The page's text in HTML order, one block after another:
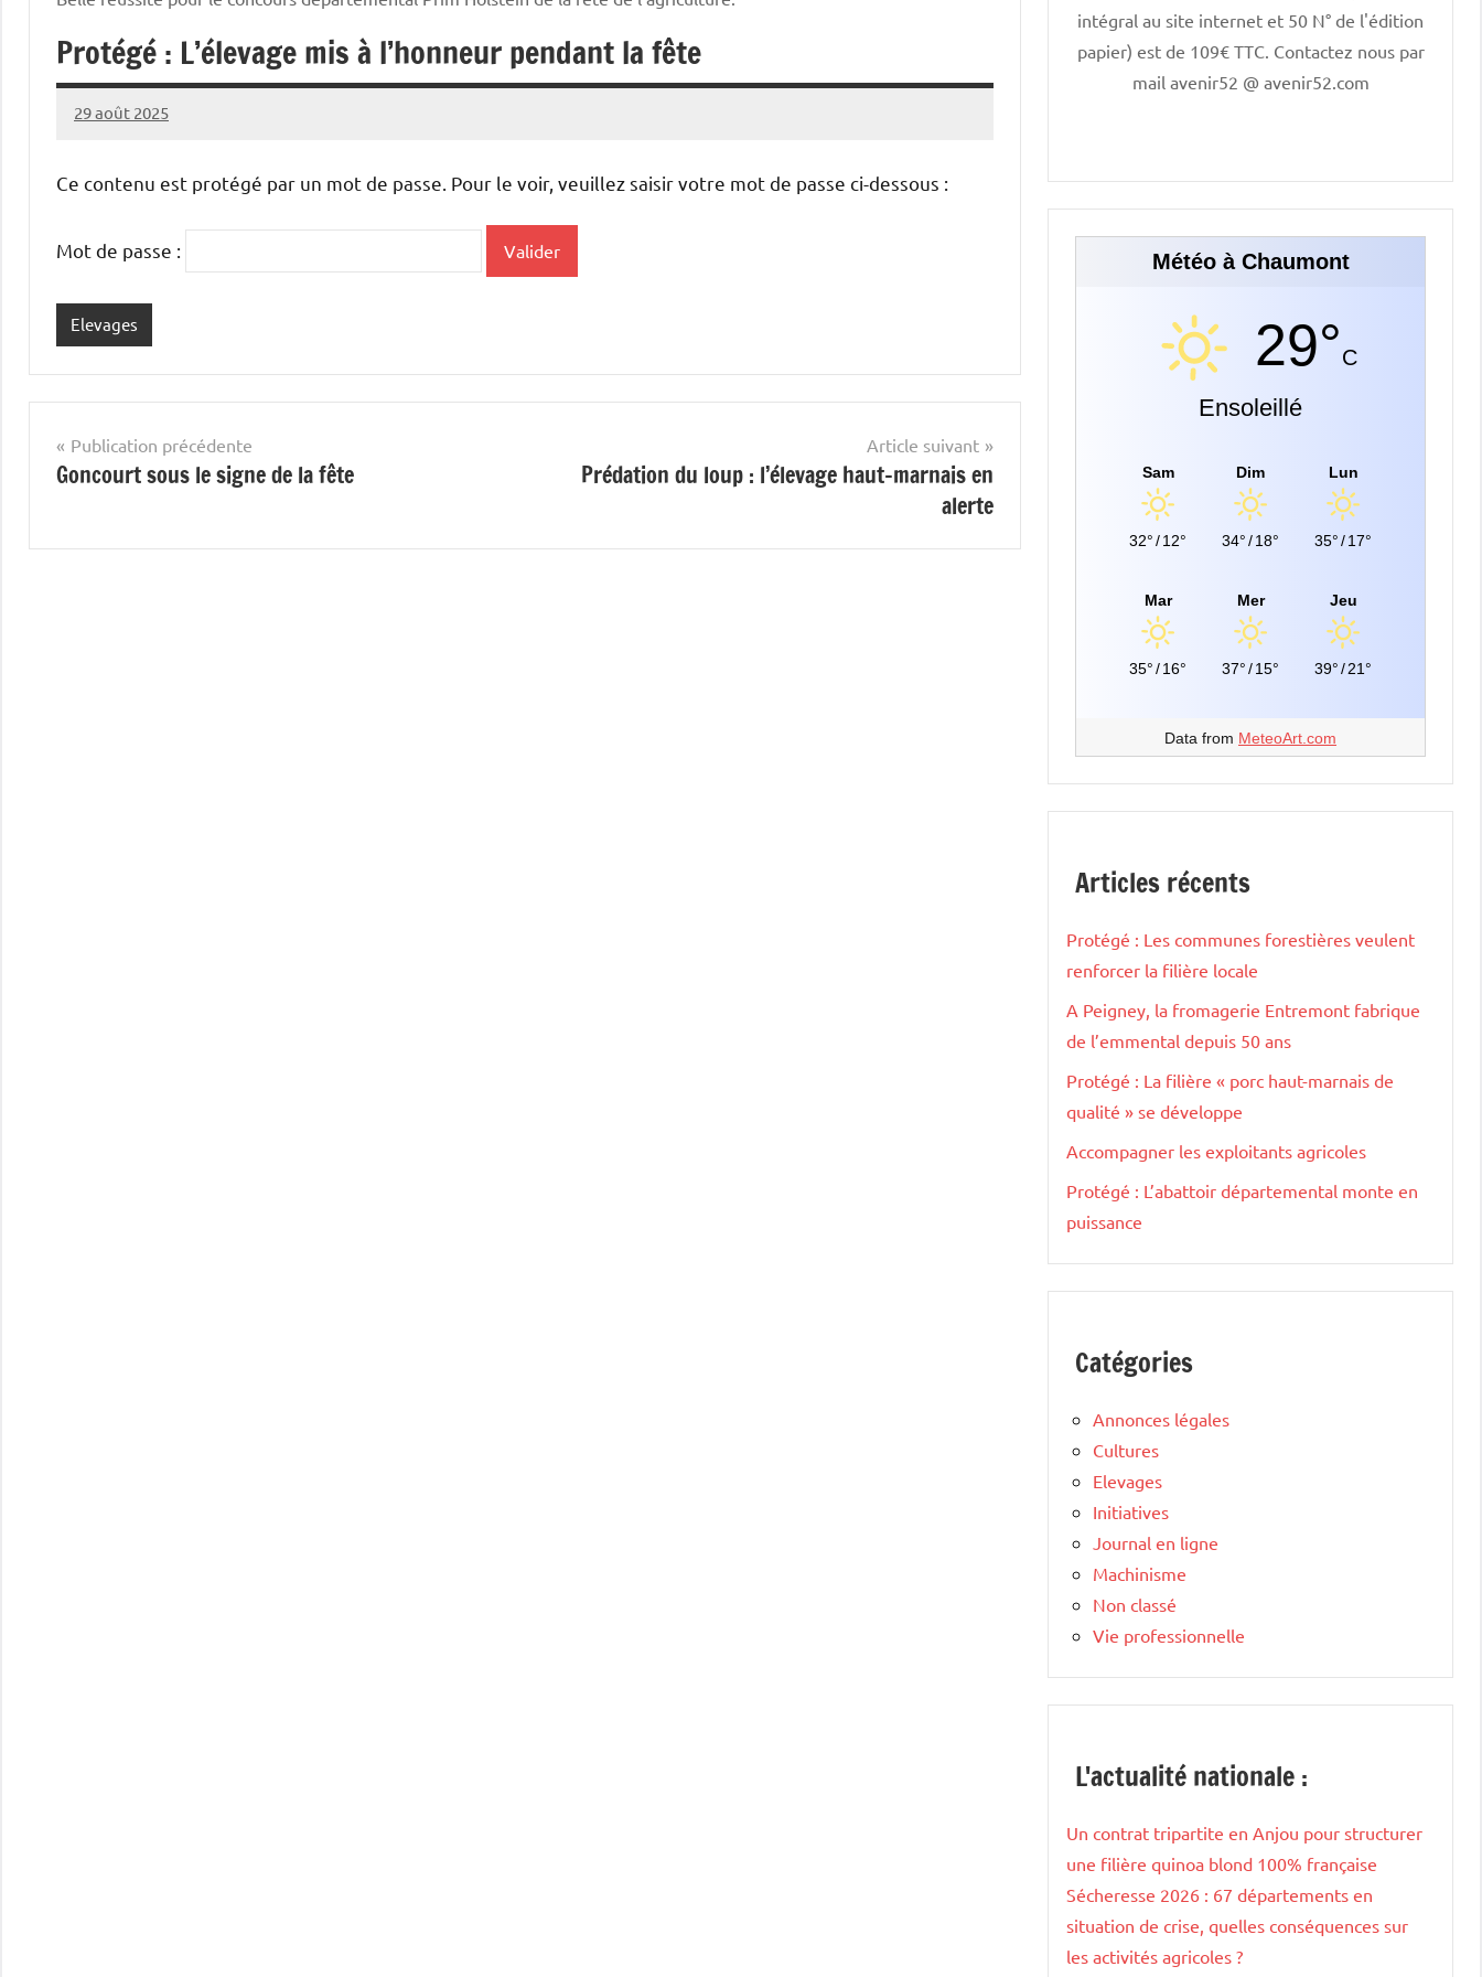
Protégé : L’élevage mis à l’honneur pendant la fête
29 août 2025
Thibaut
Ce contenu est protégé par un mot de passe. Pour le voir, veuillez saisir votre mot de passe ci-dessous :
Mot de passe :
Elevages
Navigation
de
Publication précédente
Goncourt sous le signe de la fête
Article suivant
Prédation du loup : l’élevage haut-marnais en
alerte
intégral au site internet et 50 N° de l'édition
papier) est de 109€ TTC. Contactez nous par
mail avenir52 @ avenir52.com
Météo à Chaumont
29°C
Ensoleillé
Sam
32°/12°
Dim
34°/18°
Lun
35°/17°
Mar
35°/16°
Mer
37°/15°
Jeu
39°/21°
Data from MeteoArt.com
Articles récents
Protégé : Les communes forestières veulent
renforcer la filière locale
A Peigney, la fromagerie Entremont fabrique
de l’emmental depuis 50 ans
Protégé : La filière « porc haut-marnais de
qualité » se développe
Accompagner les exploitants agricoles
Protégé : L’abattoir départemental monte en
puissance
Catégories
Annonces légales
Cultures
Elevages
Initiatives
Journal en ligne
Machinisme
Non classé
Vie professionnelle
L'actualité nationale :
Un contrat tripartite en Anjou pour structurer
une filière quinoa blond 100% française
Sécheresse 2026 : 67 départements en
situation de crise, quelles conséquences sur
les activités agricoles ?